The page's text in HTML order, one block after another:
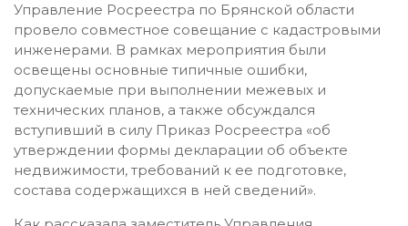
Управление Росреестра по Брянской области
провело совместное совещание с кадастровыми
инженерами. В рамках мероприятия были
освещены основные типичные ошибки,
допускаемые при выполнении межевых и
технических планов, а также обсуждался
вступивший в силу Приказ Росреестра «об
утверждении формы декларации об объекте
недвижимости, требований к ее подготовке,
состава содержащихся в ней сведений».